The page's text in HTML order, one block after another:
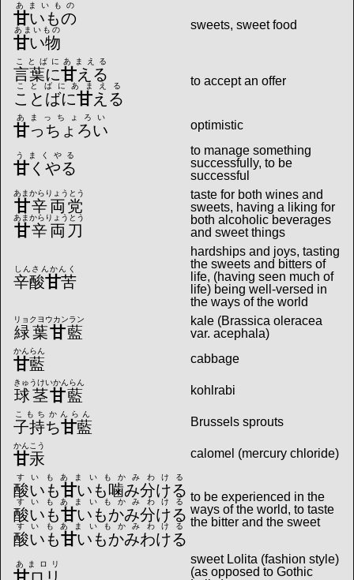
甘いもの
あまいもの
甘い物
あまいもの sweets, sweet food
言葉に甘える
ことばにあまえる
ことばに甘える
ことばにあまえる to accept an offer
甘っちょろい
あまっちょろい
optimistic
甘 くやる
うまくやる
to manage something
successfully, to be
successful
甘辛両党
あまからりょうとう
甘辛両刀
あまからりょうとう
taste for both wines and
sweets, having a liking for
both alcoholic beverages
and sweet things
辛酸甘苦
しんさんかんく
hardships and joys, tasting
the sweets and bitters of
life, (having seen much of
life) being well-versed in
the ways of the world
緑葉甘藍
リョクヨウカンラン
kale (Brassica oleracea
var. acephala)
甘藍
かんらん
cabbage
球茎甘藍
きゅうけいかんらん
kohlrabi
子持ち甘藍
こもちかんらん
Brussels sprouts
甘汞
かんこう
calomel (mercury chloride)
酸いも甘いも噛み分ける
すいもあまいもかみわける
酸いも甘いもかみ分ける
すいもあまいもかみわける
酸いも甘いもかみわける
すいもあまいもかみわける
to be experienced in the
ways of the world, to taste
the bitter and the sweet
あまロリ
sweet Lolita (fashion style)
(as opposed to Gothic